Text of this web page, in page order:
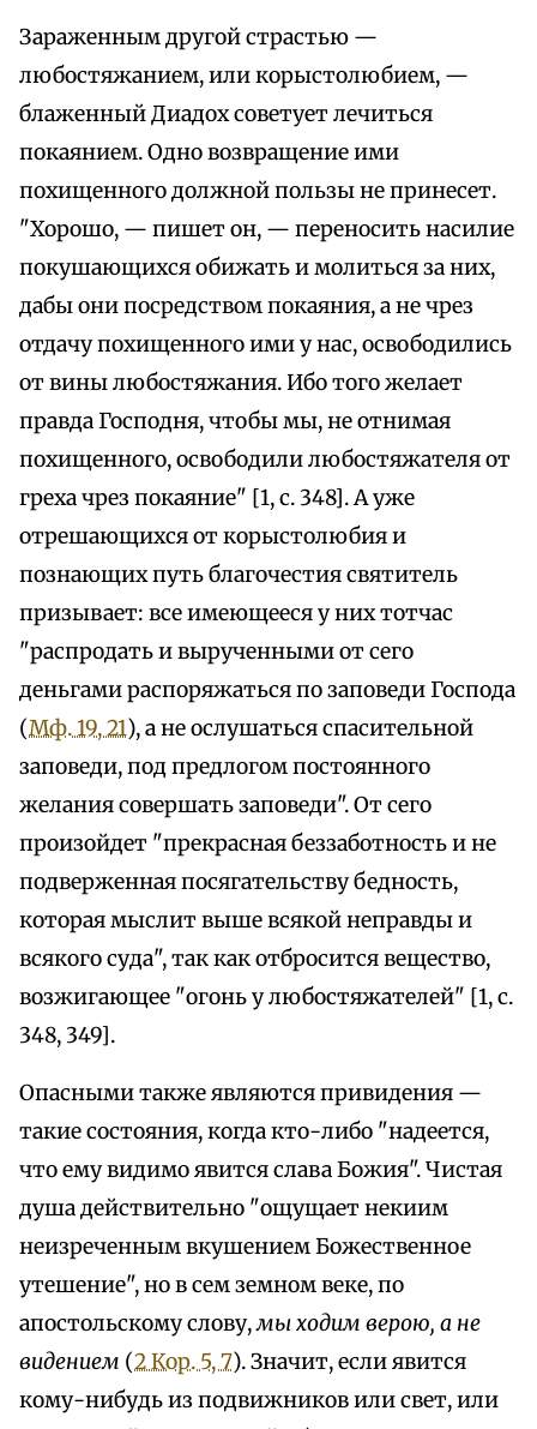
Зараженным другой страстью —
любостяжанием, или корыстолюбием, —
блаженный Диадох советует лечиться
покаянием. Одно возвращение ими
похищенного должной пользы не принесет.
"Хорошо, — пишет он, — переносить насилие
покушающихся обижать и молиться за них,
дабы они посредством покаяния, а не чрез
отдачу похищенного ими у нас, освободились
от вины любостяжания. Ибо того желает
правда Господня, чтобы мы, не отнимая
похищенного, освободили любостяжателя от
греха чрез покаяние" [1, с. 348]. А уже
отрешающихся от корыстолюбия и
познающих путь благочестия святитель
призывает: все имеющееся у них тотчас
"распродать и вырученными от сего
деньгами распоряжаться по заповеди Господа
(Мф. 19, 21), а не ослушаться спасительной
заповеди, под предлогом постоянного
желания совершать заповеди". От сего
произойдет "прекрасная беззаботность и не
подверженная посягательству бедность,
которая мыслит выше всякой неправды и
всякого суда", так как отбросится вещество,
возжигающее "огонь у любостяжателей" [1, с.
348, 349].
Опасными также являются привидения —
такие состояния, когда кто-либо "надеется,
что ему видимо явится слава Божия". Чистая
душа действительно "ощущает некиим
неизреченным вкушением Божественное
утешение", но в сем земном веке, по
апостольскому слову,мы ходим верою, а не
видением (2 Кор. 5, 7). Значит, если явится
кому-нибудь из подвижников или свет, или